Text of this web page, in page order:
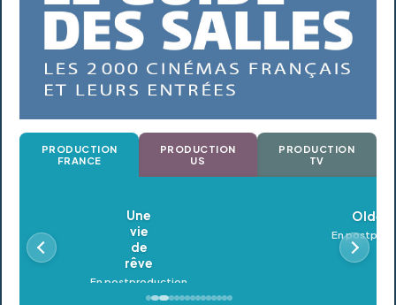
PRODUCTION
FRANCE
PRODUCTION
US
PRODUCTION
TV
Oldeupe
En postproduction